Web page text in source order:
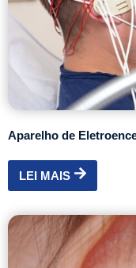
Aparelho de
LEI MAIS